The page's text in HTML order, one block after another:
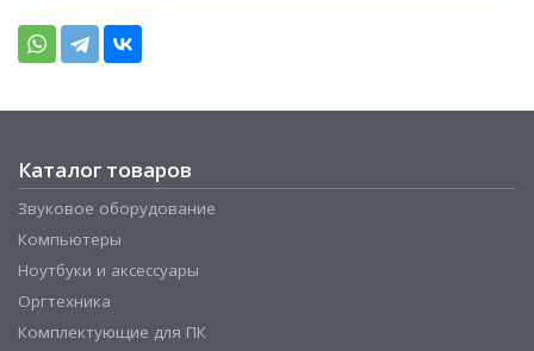
Каталог товаров
Звуковое оборудование
Компьютеры
Ноутбуки и аксессуары
Оргтехника
Комплектующие для ПК